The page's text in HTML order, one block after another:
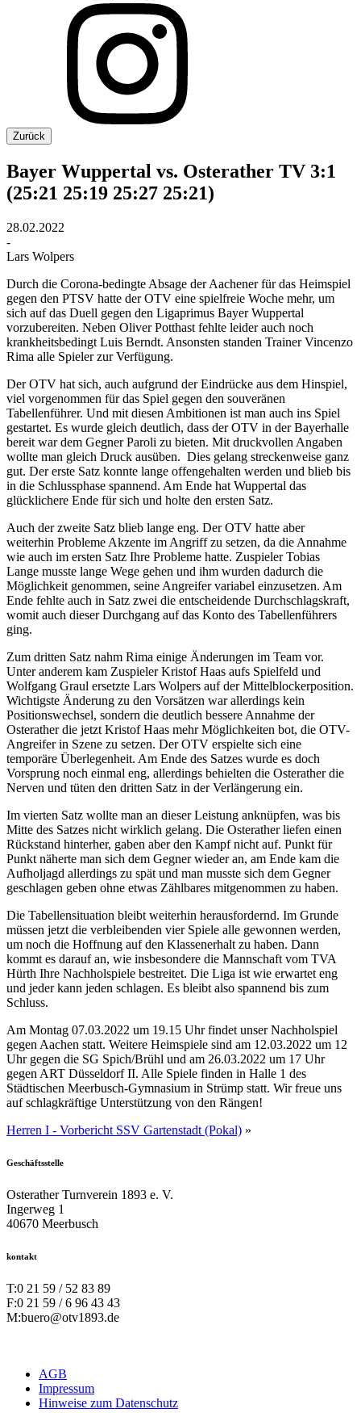
Zurück
Bayer Wuppertal vs. Osterather TV 3:1
(25:21 25:19 25:27 25:21)
28.02.2022
-
Lars Wolpers
Durch die Corona-bedingte Absage der Aachener für das Heimspiel
gegen den PTSV hatte der OTV eine spielfreie Woche mehr, um
sich auf das Duell gegen den Ligaprimus Bayer Wuppertal
vorzubereiten. Neben Oliver Potthast fehlte leider auch noch
krankheitsbedingt Luis Berndt. Ansonsten standen Trainer Vincenzo
Rima alle Spieler zur Verfügung.
Der OTV hat sich, auch aufgrund der Eindrücke aus dem Hinspiel,
viel vorgenommen für das Spiel gegen den souveränen
Tabellenführer. Und mit diesen Ambitionen ist man auch ins Spiel
gestartet. Es wurde gleich deutlich, dass der OTV in der Bayerhalle
bereit war dem Gegner Paroli zu bieten. Mit druckvollen Angaben
wollte man gleich Druck ausüben. Dies gelang streckenweise ganz
gut. Der erste Satz konnte lange offengehalten werden und blieb bis
in die Schlussphase spannend. Am Ende hat Wuppertal das
glücklichere Ende für sich und holte den ersten Satz.
Auch der zweite Satz blieb lange eng. Der OTV hatte aber
weiterhin Probleme Akzente im Angriff zu setzen, da die Annahme
wie auch im ersten Satz Ihre Probleme hatte. Zuspieler Tobias
Lange musste lange Wege gehen und ihm wurden dadurch die
Möglichkeit genommen, seine Angreifer variabel einzusetzen. Am
Ende fehlte auch in Satz zwei die entscheidende Durchschlagskraft,
womit auch dieser Durchgang auf das Konto des Tabellenführers
ging.
Zum dritten Satz nahm Rima einige Änderungen im Team vor.
Unter anderem kam Zuspieler Kristof Haas aufs Spielfeld und
Wolfgang Graul ersetzte Lars Wolpers auf der Mittelblockerposition.
Wichtigste Änderung zu den Vorsätzen war allerdings kein
Positionswechsel, sondern die deutlich bessere Annahme der
Osterather die jetzt Kristof Haas mehr Möglichkeiten bot, die OTV-
Angreifer in Szene zu setzen. Der OTV erspielte sich eine
temporäre Überlegenheit. Am Ende des Satzes wurde es doch
Vorsprung noch einmal eng, allerdings behielten die Osterather die
Nerven und tüten den dritten Satz in der Verlängerung ein.
Im vierten Satz wollte man an dieser Leistung anknüpfen, was bis
Mitte des Satzes nicht wirklich gelang. Die Osterather liefen einen
Rückstand hinterher, gaben aber den Kampf nicht auf. Punkt für
Punkt näherte man sich dem Gegner wieder an, am Ende kam die
Aufholjagd allerdings zu spät und man musste sich dem Gegner
geschlagen geben ohne etwas Zählbares mitgenommen zu haben.
Die Tabellensituation bleibt weiterhin herausfordernd. Im Grunde
müssen jetzt die verbleibenden vier Spiele alle gewonnen werden,
um noch die Hoffnung auf den Klassenerhalt zu haben. Dann
kommt es darauf an, wie insbesondere die Mannschaft vom TVA
Hürth Ihre Nachholspiele bestreitet. Die Liga ist wie erwartet eng
und jeder kann jeden schlagen. Es bleibt also spannend bis zum
Schluss.
Am Montag 07.03.2022 um 19.15 Uhr findet unser Nachholspiel
gegen Aachen statt. Weitere Heimspiele sind am 12.03.2022 um 12
Uhr gegen die SG Spich/Brühl und am 26.03.2022 um 17 Uhr
gegen ART Düsseldorf II. Alle Spiele finden in Halle 1 des
Städtischen Meerbusch-Gymnasium in Strümp statt. Wir freue uns
auf schlagkräftige Unterstützung von den Rängen!
Herren I - Vorbericht SSV Gartenstadt (Pokal) »
Geschäftsstelle
Osterather Turnverein 1893 e. V.
Ingerweg 1
40670 Meerbusch
kontakt
T:0 21 59 / 52 83 89
F:0 21 59 / 6 96 43 43
M:buero@otv1893.de
AGB
Impressum
Hinweise zum Datenschutz